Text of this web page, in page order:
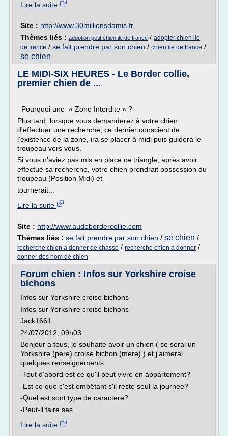
Lire la suite
Site : http://www.30millionsdamis.fr
Thèmes liés : adoption petit chien ile de france / adopter chien ile
de france / se fait prendre par son chien / chien ile de france /
se chien
LE MIDI-SIX HEURES - Le Border collie,
premier chien de ...
Pourquoi une « Zone Interdite » ?
Plus tard, lorsque vous demanderez à votre chien
d'effectuer une recherche, ce dernier conscient de
l'existence de la zone, ira se placer à midi puis guidera le
troupeau vers vous.
Si vous n'aviez pas mis en place ce triangle, après avoir
effectué sa recherche, votre chien prendrait possession du
troupeau (Position Midi) et
tournerait...
Lire la suite
Site : http://www.audebordercollie.com
Thèmes liés : se fait prendre par son chien / se chien /
recherche chien a donner de chasse / recherche chien a donner /
donner des nom de chien
Forum chien : Infos sur Yorkshire croise
bichons
Infos sur Yorkshire croise bichons
Infos sur Yorkshire croise bichons
Jack1661
24/07/2012, 09h03
Bonjour a tous, je souhaite avoir un chien ( se serai un
Yorkshire (pere) croise bichon (mere) ) et j'aimerai
quelques renseignements:
-Tout d'abord est ce qu'il peut vivre en appartement?
-Est ce que c'est embêtant s'il reste seul la journee?
-Quel est sont type de caractere?
-Peut-il faire ses...
Lire la suite